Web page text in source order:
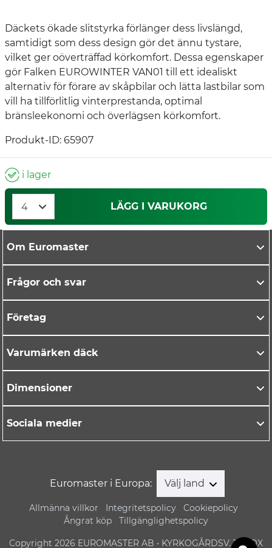
Däckets ökade slitstyrka förlänger dess livslängd,
samtidigt som dess design gör det ännu tystare,
vilket ger oöverträffad körkomfort. Dessa egenskaper
gör Falken EUROWINTER VAN01 till ett idealiskt
alternativ för förare av skåpbilar och lätta lastbilar som
vill ha tillförlitlig vinterprestanda, optimal
bränsleekonomi och överlägsen körkomfort.
Produkt-ID: 65907
i lager
LÄGG I VARUKORG
Om Euromaster
Frågor och svar
Företag
Varumärken däck
Dimensioner
Sociala medier
Euromaster i Europa: Välj land
Allmänna villkor Integritetspolicy
Cookiepolicy
Ångrat köp
Tillgänglighetspolicy
Copyright 2026 EUROMASTER AB • KYRKOGÅRDSV. 1 • BOX